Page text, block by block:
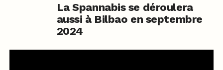
La Spannabis se déroulera
aussi à Bilbao en septembre
2024